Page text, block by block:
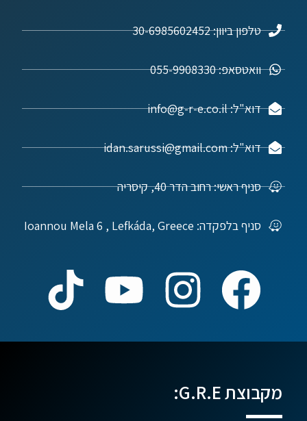
טלפון ביוון: 30-6985602452
וואטסאפ: 055-9908330
דוא"ל: info@g-r-e.co.il
דוא"ל: idan.sarussi@gmail.com
סניף ראשי: רחוב הדר 40, קיסריה
סניף בלפקדה: Ioannou Mela 6 , Lefkáda, Greece
מקבוצת G.R.E: